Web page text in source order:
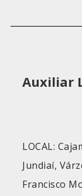
Auxiliar
LOCAL:
Jundiaí,
Francisco